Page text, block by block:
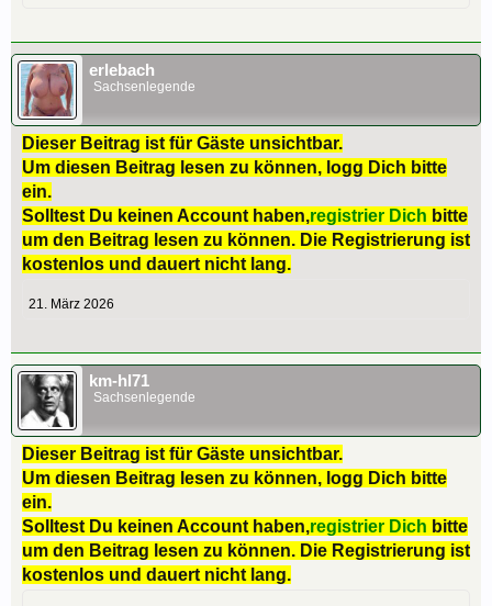
erlebach
Sachsenlegende
Dieser Beitrag ist für Gäste unsichtbar.
Um diesen Beitrag lesen zu können, logg Dich bitte
ein.
Solltest Du keinen Account haben,registrier Dich bitte
um den Beitrag lesen zu können. Die Registrierung ist
kostenlos und dauert nicht lang.
21. März 2026
km-hl71
Sachsenlegende
Dieser Beitrag ist für Gäste unsichtbar.
Um diesen Beitrag lesen zu können, logg Dich bitte
ein.
Solltest Du keinen Account haben,registrier Dich bitte
um den Beitrag lesen zu können. Die Registrierung ist
kostenlos und dauert nicht lang.